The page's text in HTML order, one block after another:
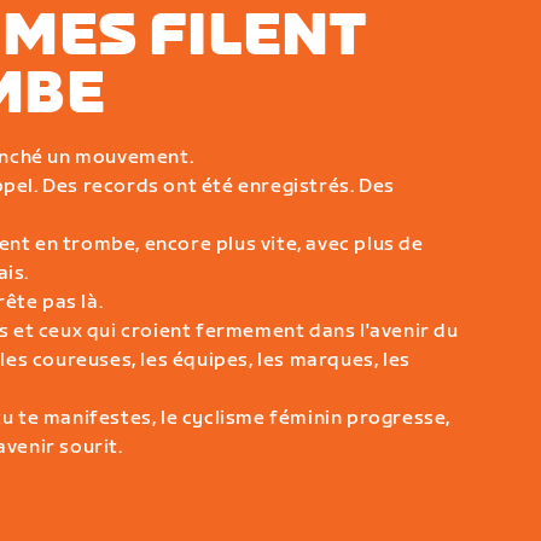
FILENT
un mouvement.
Des records ont été enregistrés. Des
en trombe, encore plus vite, avec plus de
pas là.
et ceux qui croient fermement dans l'avenir du
coureuses, les équipes, les marques, les
te manifestes, le cyclisme féminin progresse,
sourit.